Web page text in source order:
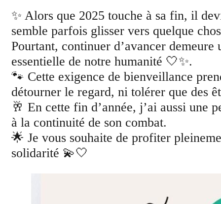
✨ Alors que 2025 touche à sa fin, il
semble parfois glisser vers quelque
Pourtant, continuer d’avancer
essentielle de notre humanité 🤍✨.
🐾 Cette exigence de bienveillance
détourner le regard, ni tolérer que des
🥂 En cette fin d’année, j’ai aussi une
à la continuité de son combat.
🌟 Je vous souhaite de profiter
solidarité 💫🤍